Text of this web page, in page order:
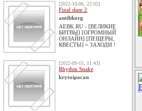
[2022-10-06, 22:05]
Final slam 2
antibkorg
AEBK.RU - [ВЕЛИКИЕ
БИТВЫ] [ОГРОМНЫЙ
ОНЛАЙН] [ПЕЩЕРЫ,
КВЕСТЫ] = ЗАХОДИ !
[2022-09-15, 11:43]
Rhythm Snake
krytoipacan